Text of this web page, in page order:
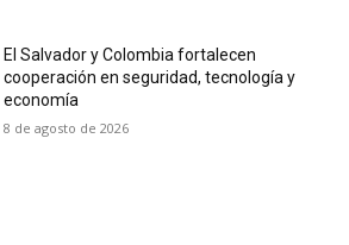
El Salvador y Colombia fortalecen
cooperación en seguridad, tecnología y
economía
8 de agosto de 2026